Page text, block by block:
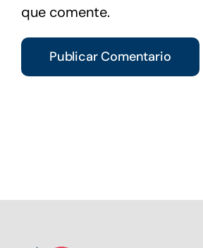
que comente.